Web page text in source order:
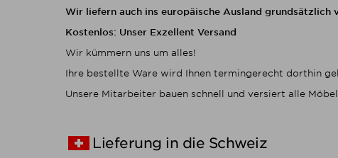
Wir liefern auch ins europäische Ausland grundsätzlich
Kostenlos: Unser Exzellent Versand
Wir kümmern uns um alles!
Ihre bestellte Ware wird Ihnen termingerecht dorthin
Unsere Mitarbeiter bauen schnell und versiert alle
Lieferung in die Schweiz